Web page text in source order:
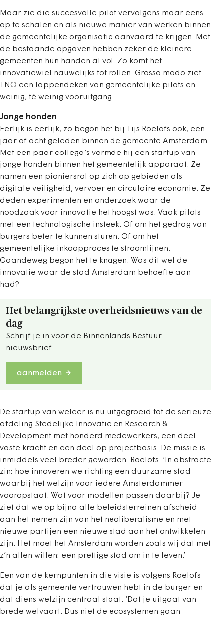
Maar zie die succesvolle pilot vervolgens maar eens
op te schalen en als nieuwe manier van werken binnen
de gemeentelijke organisatie aanvaard te krijgen. Met
de bestaande opgaven hebben zeker de kleinere
gemeenten hun handen al vol. Zo komt het
innovatiewiel nauwelijks tot rollen. Grosso modo ziet
TNO een lappendeken van gemeentelijke pilots en
weinig, té weinig vooruitgang.
Jonge honden
Eerlijk is eerlijk, zo begon het bij Tijs Roelofs ook, een
jaar of acht geleden binnen de gemeente Amsterdam.
Met een paar collega’s vormde hij een startup van
jonge honden binnen het gemeentelijk apparaat. Ze
namen een pioniersrol op zich op gebieden als
digitale veiligheid, vervoer en circulaire economie. Ze
deden experimenten en onderzoek waar de
noodzaak voor innovatie het hoogst was. Vaak pilots
met een technologische insteek. Of om het gedrag van
burgers beter te kunnen sturen. Of om het
gemeentelijke inkoopproces te stroomlijnen.
Gaandeweg begon het te knagen. Was dit wel de
innovatie waar de stad Amsterdam behoefte aan
had?
Het belangrijkste overheidsnieuws van de
dag
Schrijf je in voor de Binnenlands Bestuur
nieuwsbrief
aanmelden
De startup van weleer is nu uitgegroeid tot de serieuze
afdeling Stedelijke Innovatie en Research &
Development met honderd medewerkers, een deel
vaste kracht en een deel op projectbasis. De missie is
inmiddels veel breder geworden. Roelofs: ‘In abstracte
zin: hoe innoveren we richting een duurzame stad
waarbij het welzijn voor iedere Amsterdammer
vooropstaat. Wat voor modellen passen daarbij? Je
ziet dat we op bijna alle beleidsterreinen afscheid
aan het nemen zijn van het neoliberalisme en met
nieuwe partijen een nieuwe stad aan het ontwikkelen
zijn. Het moet het Amsterdam worden zoals wij dat met
z’n allen willen: een prettige stad om in te leven.’
Een van de kernpunten in die visie is volgens Roelofs
dat je als gemeente vertrouwen hebt in de burger en
dat diens welzijn centraal staat. ‘Dat je uitgaat van
brede welvaart. Dus niet de ecosystemen gaan